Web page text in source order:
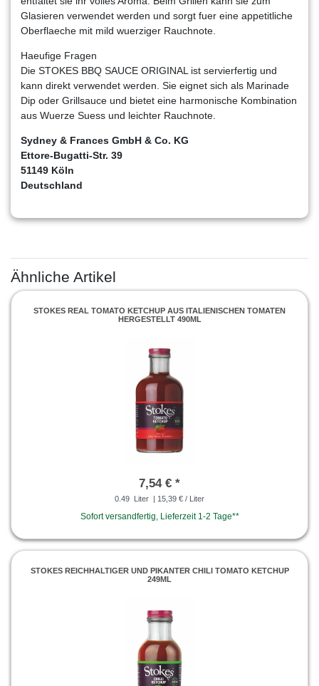
Glasieren verwendet werden und sorgt fuer eine appetitliche
Oberflaeche mit mild wuerziger Rauchnote.
Haeufige Fragen
Die STOKES BBQ SAUCE ORIGINAL ist servierfertig und
kann direkt verwendet werden. Sie eignet sich als Marinade
Dip oder Grillsauce und bietet eine harmonische Kombination
aus Wuerze Suess und leichter Rauchnote.
Sydney & Frances GmbH & Co. KG
Ettore-Bugatti-Str. 39
51149 Köln
Deutschland
Ähnliche Artikel
STOKES REAL TOMATO KETCHUP AUS ITALIENISCHEN TOMATEN
HERGESTELLT 490ML
7,54 € *
0.49 Liter | 15,39 € / Liter
Sofort versandfertig, Lieferzeit 1-2 Tage**
STOKES REICHHALTIGER UND PIKANTER CHILI TOMATO KETCHUP
249ML